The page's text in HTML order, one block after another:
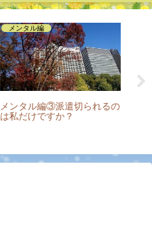
メンタル編
メンタル編③派遣切られるの
は私だけですか？